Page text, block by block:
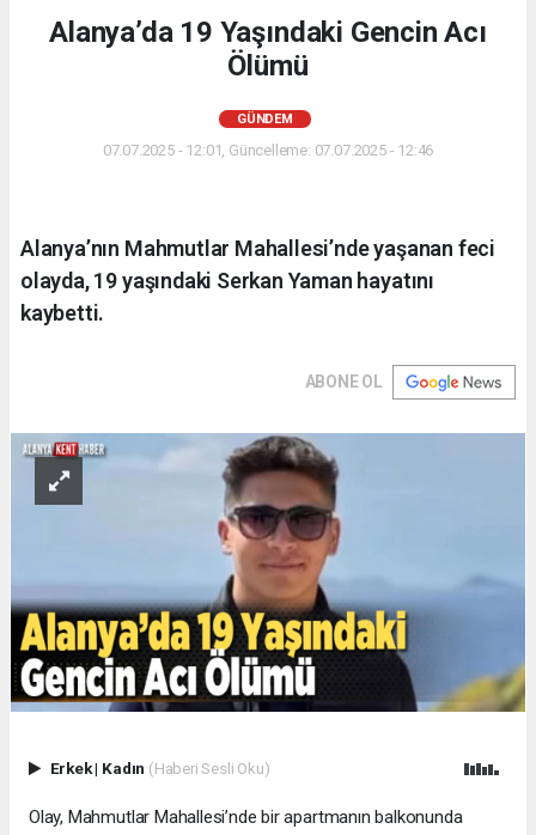
Alanya’da 19 Yaşındaki Gencin Acı
Ölümü
GÜNDEM
07.07.2025 - 12:01, Güncelleme: 07.07.2025 - 12:46
Alanya’nın Mahmutlar Mahallesi’nde yaşanan feci
olayda, 19 yaşındaki Serkan Yaman hayatını
kaybetti.
ABONE OL
Erkek| Kadın (Haberi Sesli Oku)
Olay, Mahmutlar Mahallesi’nde bir apartmanın balkonunda